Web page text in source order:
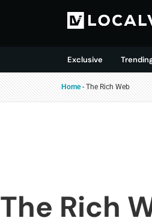
Exclusive
Home-The Rich Web
The Rich